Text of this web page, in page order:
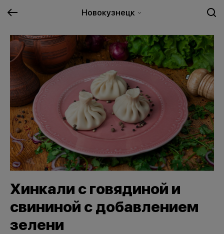
Новокузнецк
Хинкали с говядиной и
свининой с добавлением
зелени